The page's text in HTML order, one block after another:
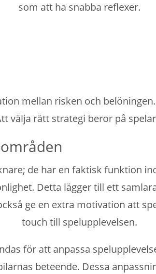
som att ha snabba reflexer.
mellan risken och
välja rätt strategi beror på
de har en faktisk funktion
Detta lägger till ett
ge en extra motivation att
touch till spelupplevelsen.
för att anpassa
beteende. Dessa